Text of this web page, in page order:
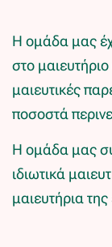
Η ομάδα μας
στο
μαιευτικές
ποσοστά
Η ομάδα μας
ιδιωτικά
μαιευτήρια